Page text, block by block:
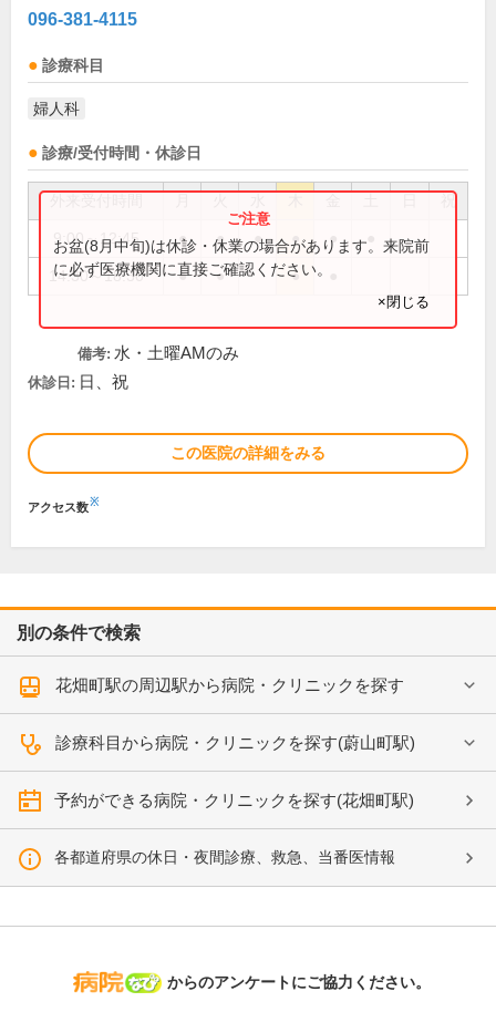
096-381-4115
診療科目
婦人科
診療/受付時間・休診日
祝
9:00～12:45 ● ● ● ● ●
14:30～18:30 ● ● ●
お盆(8月中旬)は休診・休業の場合があります。来院前
に必ず医療機関に直接ご確認ください。
×閉じる
備考: 水・土曜AMのみ
休診日: 日、祝
この医院の詳細をみる
アクセス数※
別の条件で検索
花畑町駅の周辺駅から病院・クリニックを探す
診療科目から病院・クリニックを探す(蔚山町駅)
予約ができる病院・クリニックを探す(花畑町駅)
各都道府県の休日・夜間診療、救急、当番医情報
病院なび
からのアンケートにご協力ください。